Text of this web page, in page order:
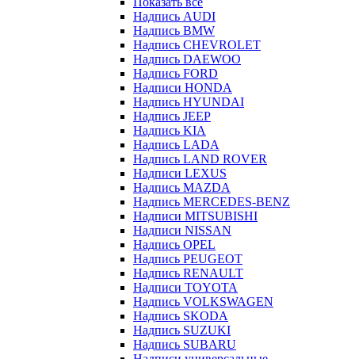
Надпись AUDI
Надпись BMW
Надпись CHEVROLET
Надпись DAEWOO
Надпись FORD
Надписи HONDA
Надпись HYUNDAI
Надпись JEEP
Надпись KIA
Надпись LADA
Надпись LAND ROVER
Надписи LEXUS
Надпись MAZDA
Надпись MERCEDES-BENZ
Надписи MITSUBISHI
Надписи NISSAN
Надпись OPEL
Надпись PEUGEOT
Надпись RENAULT
Надписи TOYOTA
Надпись VOLKSWAGEN
Надпись SKODA
Надпись SUZUKI
Надпись SUBARU